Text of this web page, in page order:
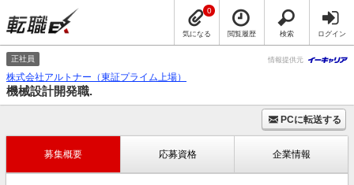
気になる
0
閲覧履歴 検索 ログイン
正社員 情報提供元
株式会社アルトナー（東証プライム上場）
機械設計開発職.
PCに転送する
募集概要 応募資格 企業情報